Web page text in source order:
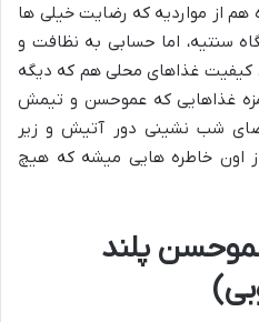
هم از مواردیه که رضایت خیلی ها
سنتیه، اما حسابی به نظافت و
غذاهای محلی هم که دیگه
غذاهایی که عموحسن و تیمش
شب نشینی دور آتیش و زیر
اون خاطره هایی میشه که هیچ
پلند